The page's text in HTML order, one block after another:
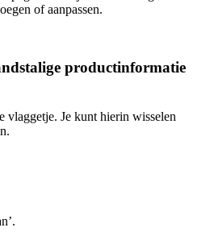
of aanpassen.
productinformatie
vlaggetje. Je kunt hierin wisselen